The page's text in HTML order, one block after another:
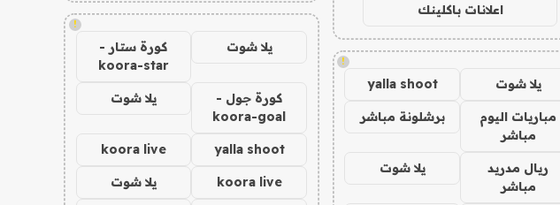
اعلانات باكلينك
!
يلا شوت yalla shoot
مباريات اليوم
مباشر
برشلونة مباشر
ريال مدريد
مباشر
يلا شوت
!
يلا شوت
كورة ستار -
koora-star
كورة جول -
koora-goal
يلا شوت
yalla shoot
koora live
koora live يلا شوت